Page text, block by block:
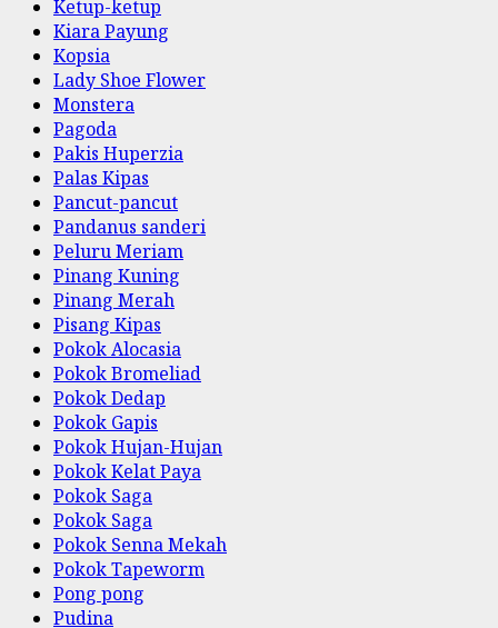
Ketup-ketup
Kiara Payung
Kopsia
Lady Shoe Flower
Monstera
Pagoda
Pakis Huperzia
Palas Kipas
Pancut-pancut
Pandanus sanderi
Peluru Meriam
Pinang Kuning
Pinang Merah
Pisang Kipas
Pokok Alocasia
Pokok Bromeliad
Pokok Dedap
Pokok Gapis
Pokok Hujan-Hujan
Pokok Kelat Paya
Pokok Saga
Pokok Saga
Pokok Senna Mekah
Pokok Tapeworm
Pong pong
Pudina